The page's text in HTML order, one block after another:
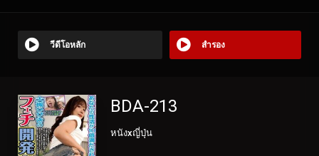
วีดีโอหลัก สำรอง
BDA-213
หนังxญี่ปุ่น